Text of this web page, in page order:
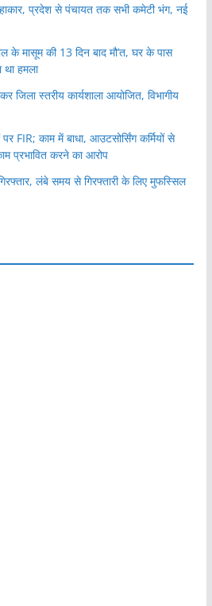
प्रदेश से पंचायत तक सभी कमेटी भंग, नई
के मासूम की 13 दिन बाद मौ’त, घर के पास
हमला
जिला स्तरीय कार्यशाला आयोजित, विभागीय
FIR; काम में बाधा, आउटसोर्सिंग कर्मियों से
प्रभावित करने का आरोप
लंबे समय से गिरफ्तारी के लिए मुफस्सिल